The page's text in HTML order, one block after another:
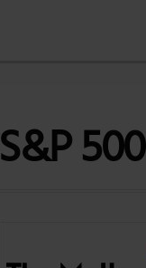
S&P